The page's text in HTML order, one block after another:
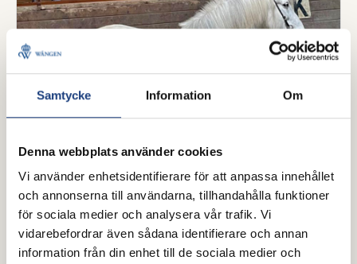
Samtycke Information Om
Denna webbplats använder cookies
Vi använder enhetsidentifierare för att anpassa innehållet
och annonserna till användarna, tillhandahålla funktioner
för sociala medier och analysera vår trafik. Vi
vidarebefordrar även sådana identifierare och annan
information från din enhet till de sociala medier och
Heida från Galgbacken